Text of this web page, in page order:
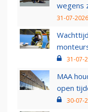
wegens
31-07-
31-07-
MAA
open
30-07-